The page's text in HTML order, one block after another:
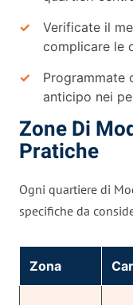
Verificate il
complicare le
Programmate
anticipo nei
Zone Di
Pratiche
Ogni quartiere di
specifiche da
Zona